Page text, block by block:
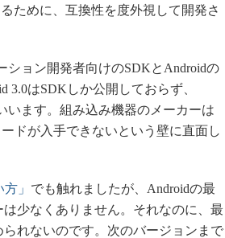
ために、互換性を度外視して開発さ
ョン開発者向けのSDKとAndroidの
3.0はSDKしか公開しておらず、
います。組み込み機器のメーカーは
ドが入手できないという壁に直面し
」 でも触れましたが、Androidの最
少なくありません。それなのに、最
れないのです。次のバージョンまで